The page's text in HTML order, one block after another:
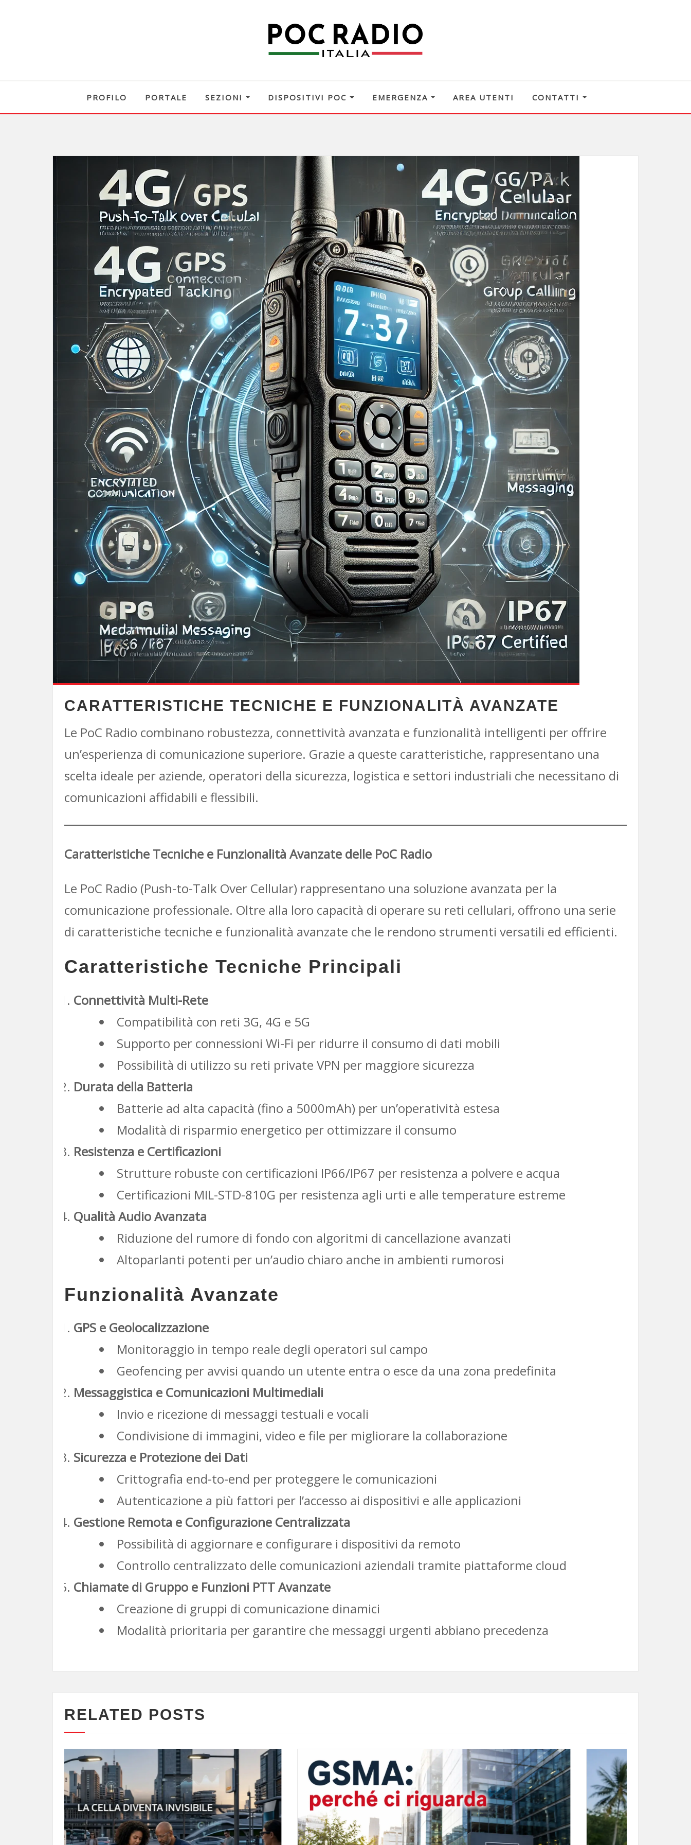
PROFILO PORTALE SEZIONI DISPOSITIVI POC EMERGENZA AREA UTENTI CONTATTI
CARATTERISTICHE TECNICHE E FUNZIONALITÀ AVANZATE
Le PoC Radio combinano robustezza, connettività avanzata e funzionalità intelligenti per offrire
un’esperienza di comunicazione superiore. Grazie a queste caratteristiche, rappresentano una
scelta ideale per aziende, operatori della sicurezza, logistica e settori industriali che necessitano di
comunicazioni affidabili e flessibili.
Caratteristiche Tecniche e Funzionalità Avanzate delle PoC Radio
Le PoC Radio (Push-to-Talk Over Cellular) rappresentano una soluzione avanzata per la
comunicazione professionale. Oltre alla loro capacità di operare su reti cellulari, offrono una serie
di caratteristiche tecniche e funzionalità avanzate che le rendono strumenti versatili ed efficienti.
Caratteristiche Tecniche Principali
Connettività Multi-Rete
Compatibilità con reti 3G, 4G e 5G
Supporto per connessioni Wi-Fi per ridurre il consumo di dati mobili
Possibilità di utilizzo su reti private VPN per maggiore sicurezza
Durata della Batteria
Batterie ad alta capacità (fino a 5000mAh) per un’operatività estesa
Modalità di risparmio energetico per ottimizzare il consumo
Resistenza e Certificazioni
Strutture robuste con certificazioni IP66/IP67 per resistenza a polvere e acqua
Certificazioni MIL-STD-810G per resistenza agli urti e alle temperature estreme
Qualità Audio Avanzata
Riduzione del rumore di fondo con algoritmi di cancellazione avanzati
Altoparlanti potenti per un’audio chiaro anche in ambienti rumorosi
Funzionalità Avanzate
GPS e Geolocalizzazione
Monitoraggio in tempo reale degli operatori sul campo
Geofencing per avvisi quando un utente entra o esce da una zona predefinita
Messaggistica e Comunicazioni Multimediali
Invio e ricezione di messaggi testuali e vocali
Condivisione di immagini, video e file per migliorare la collaborazione
Sicurezza e Protezione dei Dati
Crittografia end-to-end per proteggere le comunicazioni
Autenticazione a più fattori per l’accesso ai dispositivi e alle applicazioni
Gestione Remota e Configurazione Centralizzata
Possibilità di aggiornare e configurare i dispositivi da remoto
Controllo centralizzato delle comunicazioni aziendali tramite piattaforme cloud
Chiamate di Gruppo e Funzioni PTT Avanzate
Creazione di gruppi di comunicazione dinamici
Modalità prioritaria per garantire che messaggi urgenti abbiano precedenza
RELATED POSTS